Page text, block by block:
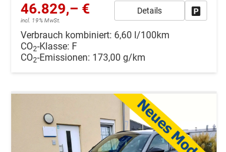
46.829,– €
incl. 19% MwSt.
Details
Verbrauch kombiniert: 6,60 l/100km
CO2-Klasse: F
CO2-Emissionen: 173,00 g/km